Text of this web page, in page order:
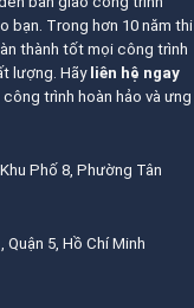
bạn. Trong hơn 10 năm thi
thành tốt mọi công trình
lượng. Hãy liên hệ ngay
trình hoàn hảo và ưng
Phố 8, Phường Tân
Quận 5, Hồ Chí Minh